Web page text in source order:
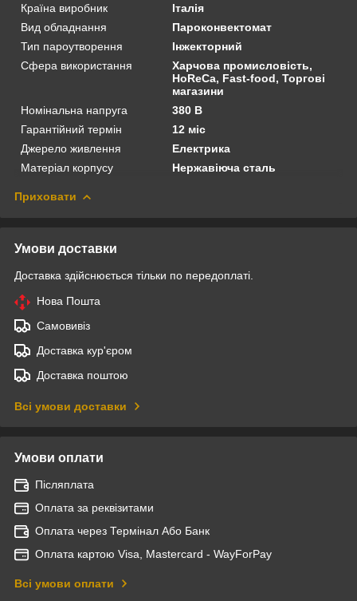
Країна виробник
Італія
Вид обладнання
Пароконвектомат
Тип пароутворення
Інжекторний
Сфера використання
Харчова промисловість,
HoReCa, Fast-food, Торгові
магазини
Номінальна напруга
380 В
Гарантійний термін
12 міс
Джерело живлення
Електрика
Матеріал корпусу
Нержавіюча сталь
Приховати
Умови доставки
Доставка здійснюється тільки по передоплаті.
Нова Пошта
Самовивіз
Доставка кур'єром
Доставка поштою
Всі умови доставки
Умови оплати
Післяплата
Оплата за реквізитами
Оплата через Термінал Або Банк
Оплата картою Visa, Mastercard - WayForPay
Всі умови оплати